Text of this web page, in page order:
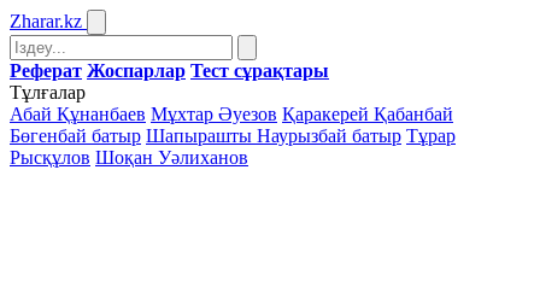
Zharar.kz
Реферат Жоспарлар Тест сұрақтары
Тұлғалар
Абай Құнанбаев Мұхтар Әуезов Қаракерей Қабанбай
Бөгенбай батыр Шапырашты Наурызбай батыр Тұрар
Рысқұлов Шоқан Уәлиханов